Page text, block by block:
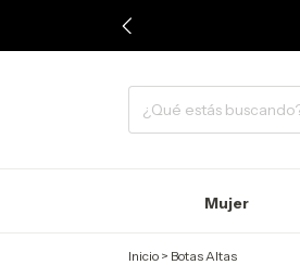
Mujer
Inicio > Botas Altas